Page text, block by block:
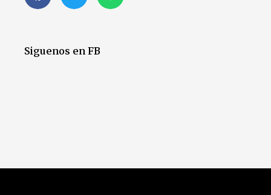
Siguenos en FB